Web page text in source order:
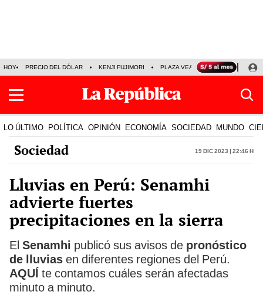
HOY PRECIO DEL DÓLAR KENJI FUJIMORI PLAZA VEA FERIADOS
LO ÚLTIMO POLÍTICA OPINIÓN ECONOMÍA SOCIEDAD MUNDO
Sociedad 19 Dic 2023 | 22:46 h
Lluvias en Perú: Senamhi
advierte fuertes
precipitaciones en la sierra
El Senamhi publicó sus avisos de pronóstico
de lluvias en diferentes regiones del Perú.
AQUÍ te contamos cuáles serán afectadas
minuto a minuto.